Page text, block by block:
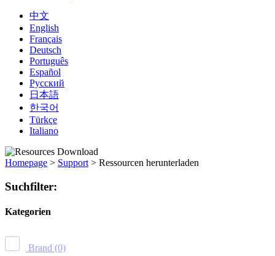
中文
English
Français
Deutsch
Português
Español
Русский
日本語
한국어
Türkçe
Italiano
Homepage > Support > Ressourcen herunterladen
Suchfilter:
Kategorien
Brand (0)